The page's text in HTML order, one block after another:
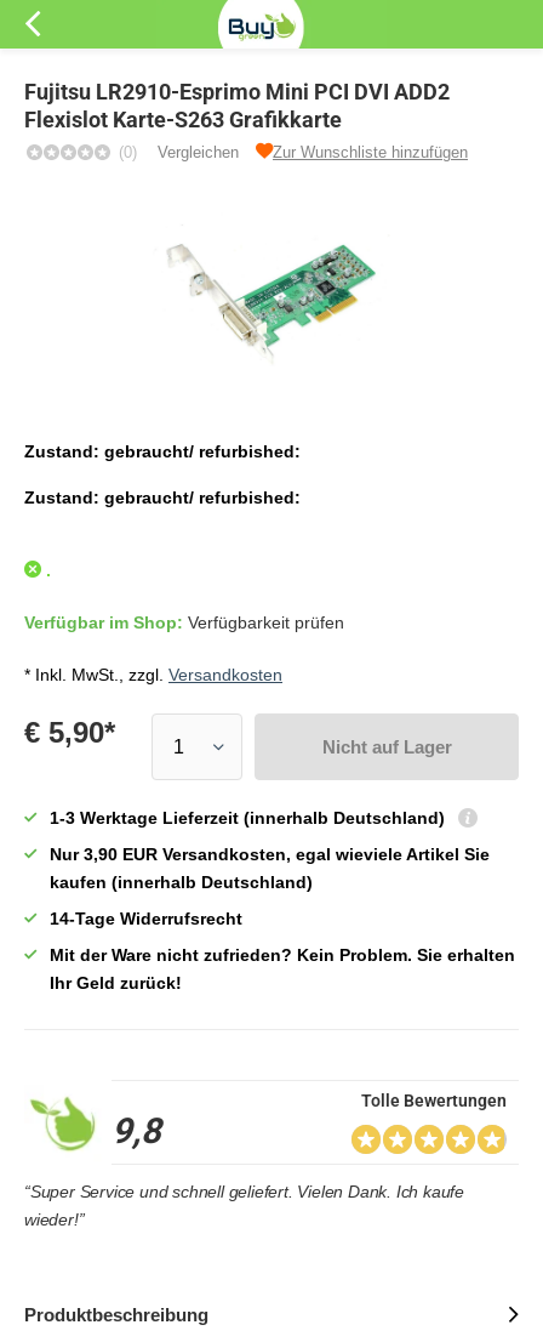
Fujitsu LR2910-Esprimo Mini PCI DVI ADD2
Flexislot Karte-S263 Grafikkarte
(0) Vergleichen Zur Wunschliste hinzufügen
Zustand: gebraucht/ refurbished:
Zustand: gebraucht/ refurbished:
.
Verfügbar im Shop: Verfügbarkeit prüfen
* Inkl. MwSt., zzgl. Versandkosten
€ 5,90* Nicht auf Lager
1-3 Werktage Lieferzeit (innerhalb Deutschland)
Nur 3,90 EUR Versandkosten, egal wieviele Artikel Sie
kaufen (innerhalb Deutschland)
14-Tage Widerrufsrecht
Mit der Ware nicht zufrieden? Kein Problem. Sie erhalten
Ihr Geld zurück!
9,8
Tolle Bewertungen
“Super Service und schnell geliefert. Vielen Dank. Ich kaufe
wieder!”
Produktbeschreibung